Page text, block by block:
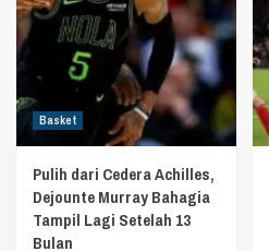
Basket
Pulih dari Cedera Achilles,
Dejounte Murray Bahagia
Tampil Lagi Setelah 13
Bulan